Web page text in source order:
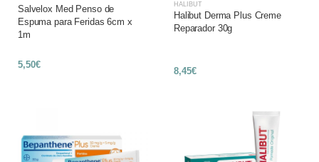
Salvelox Med Penso de
Espuma para Feridas 6cm x
1m
5,50€
HALIBUT
Halibut Derma Plus Creme
Reparador 30g
8,45€